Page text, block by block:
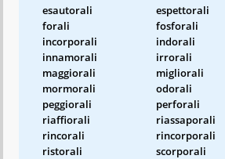
esautorali
espettorali
forali
fosforali
incorporali
indorali
innamorali
irrorali
maggiorali
migliorali
mormorali
odorali
peggiorali
perforali
riaffiorali
riassaporali
rincorali
rincorporali
ristorali
scorporali